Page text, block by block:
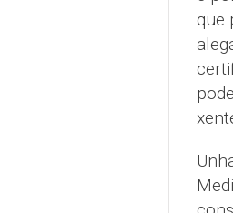
que